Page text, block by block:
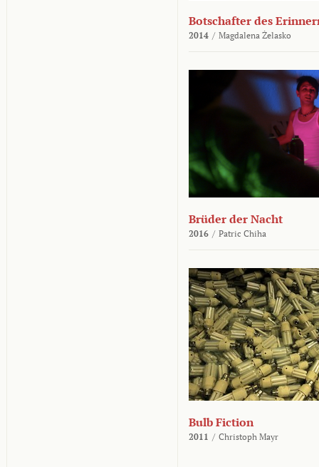
Botschafter des
2014 / Magdalena Żelasko
Brüder der Nacht
2016 / Patric Chiha
Bulb Fiction
2011 / Christoph Mayr